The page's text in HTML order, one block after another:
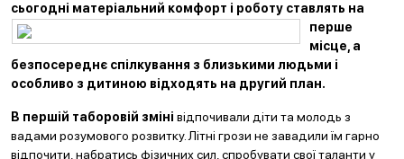
сьогодні матеріальний комфорт і роботу ставлять на
перше
місце, а
безпосереднє спілкування з близькими людьми і
особливо з дитиною відходять на другий план.
В першій таборовій зміні відпочивали діти та молодь з
вадами розумового розвитку. Літні грози не завадили їм гарно
відпочити, набратись фізичних сил, спробувати свої таланти у